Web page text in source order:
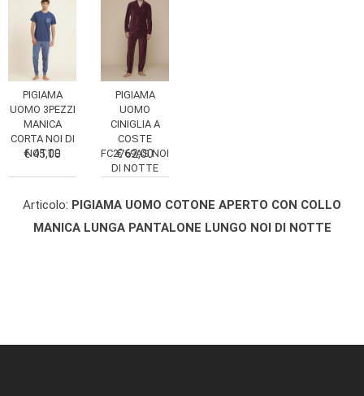
PIGIAMA
UOMO 3PEZZI
MANICA
CORTA NOI DI
NOTTE
€ 45,00
PIGIAMA
UOMO
CINIGLIA A
COSTE
FC2769AS NOI
DI NOTTE
€ 62,00
Articolo: PIGIAMA UOMO COTONE APERTO CON COLLO
MANICA LUNGA PANTALONE LUNGO NOI DI NOTTE